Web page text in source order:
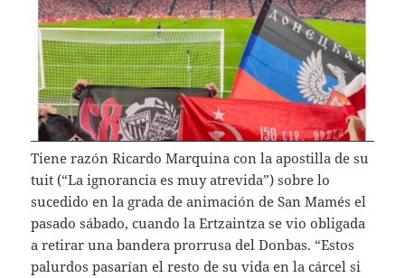
Tiene razón Ricardo Marquina con la apostilla de su
tuit (“La ignorancia es muy atrevida”) sobre lo
sucedido en la grada de animación de San Mamés el
pasado sábado, cuando la Ertzaintza se vio obligada
a retirar una bandera prorrusa del Donbas. “Estos
palurdos pasarían el resto de su vida en la cárcel si